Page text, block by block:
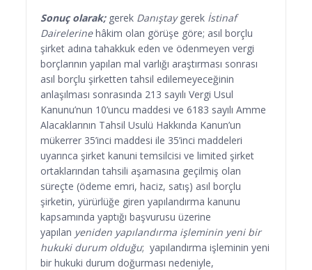
Sonuç olarak;gerek Danıştaygerek İstinaf
Dairelerinehâkim olan görüşe göre; asıl borçlu
şirket adına tahakkuk eden ve ödenmeyen vergi
borçlarının yapılan mal varlığı araştırması sonrası
asıl borçlu şirketten tahsil edilemeyeceğinin
anlaşılması sonrasında 213 sayılı Vergi Usul
Kanunu’nun 10’uncu maddesi ve 6183 sayılı Amme
Alacaklarının Tahsil Usulü Hakkında Kanun’un
mükerrer 35’inci maddesi ile 35’inci maddeleri
uyarınca şirket kanuni temsilcisi ve limited şirket
ortaklarından tahsili aşamasına geçilmiş olan
süreçte (ödeme emri, haciz, satış) asıl borçlu
şirketin, yürürlüğe giren yapılandırma kanunu
kapsamında yaptığı başvurusu üzerine
yapılan yeniden yapılandırma işleminin yeni bir
hukuki durum olduğu; yapılandırma işleminin yeni
bir hukuki durum doğurması nedeniyle,